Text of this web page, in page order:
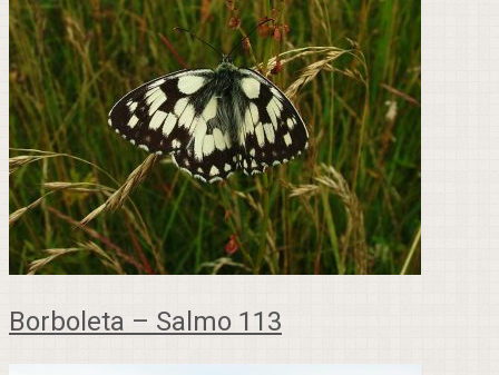
Borboleta – Salmo 113